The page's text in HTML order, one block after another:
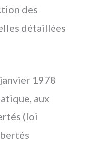
des
détaillées
1978
aux
(loi